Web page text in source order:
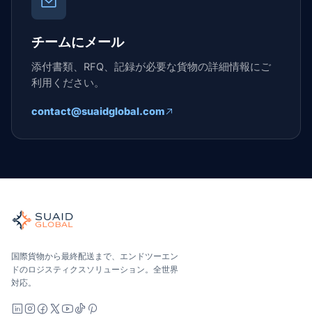
チームにメール
添付書類、RFQ、記録が必要な貨物の詳細情報にご
利用ください。
contact@suaidglobal.com
世界の海、空、陸、税関、倉庫を担当する独立した貨物オー
海洋、空、地上 — キャリア中立で比較し、オールインで見
Suaid Global はキャリア容量を販売しません。各レーンは海
国際貨物から最終配送まで、エンドツーエン
ドのロジスティクスソリューション。全世界
対応。
LinkedIn
Instagram
Facebook
X YouTube
TikTok